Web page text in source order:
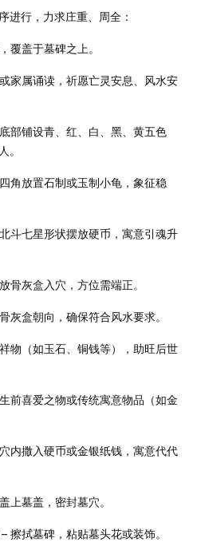
进行，力求庄重、周全：
覆盖于墓碑之上。
家属诵读，祈愿亡灵安息、风水安
部铺设青、红、白、黑、黄五色
。
角放置石制或玉制小龟，象征稳
斗七星形状摆放硬币，寓意引魂升
骨灰盒入穴，方位需端正。
灰盒朝向，确保符合风水要求。
物（如玉石、铜钱等），助旺后世
前喜爱之物或传统寓意物品（如金
内撒入硬币或金银纸钱，寓意代代
上墓盖，密封墓穴。
擦拭墓碑，粘贴墓头花或装饰。